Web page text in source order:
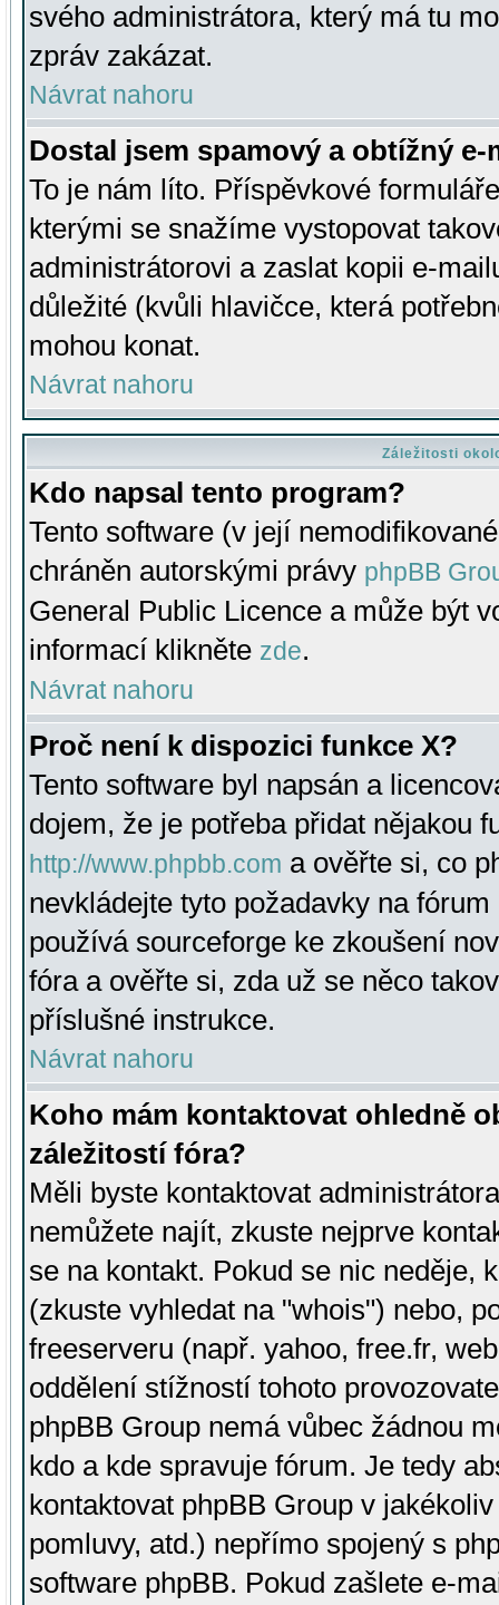
svého administrátora, který má tu
zpráv zakázat.
Návrat nahoru
Dostal jsem spamový a obtížný
To je nám líto. Příspěvkové
kterými se snažíme vystopovat
administrátorovi a zaslat kopii e-
důležité (kvůli hlavičce, která
mohou konat.
Návrat nahoru
Záležitosti
Kdo napsal tento program?
Tento software (v její
chráněn autorskými právy phpBB
General Public Licence a může být
informací klikněte zde.
Návrat nahoru
Proč není k dispozici funkce X?
Tento software byl napsán a
dojem, že je potřeba přidat nějakou
http://www.phpbb.com a ověřte si, co
nevkládejte tyto požadavky na
používá sourceforge ke zkoušení
fóra a ověřte si, zda už se něco
příslušné instrukce.
Návrat nahoru
Koho mám kontaktovat ohledně
záležitostí fóra?
Měli byste kontaktovat
nemůžete najít, zkuste nejprve
se na kontakt. Pokud se nic neděje,
(zkuste vyhledat na "whois") nebo,
freeserveru (např. yahoo, free.fr,
oddělení stížností tohoto
phpBB Group nemá vůbec žádnou
kdo a kde spravuje fórum. Je tedy
kontaktovat phpBB Group v
pomluvy, atd.) nepřímo spojený s
software phpBB. Pokud zašlete e-